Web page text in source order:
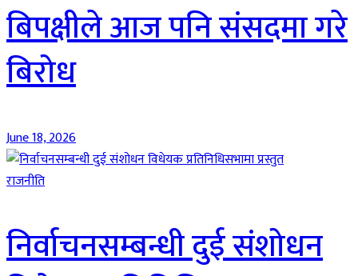
बिपक्षीले आज पनि संसदमा गरे
बिरोध
June 18, 2026
राजनीति
निर्वाचनसम्बन्धी दुई संशोधन